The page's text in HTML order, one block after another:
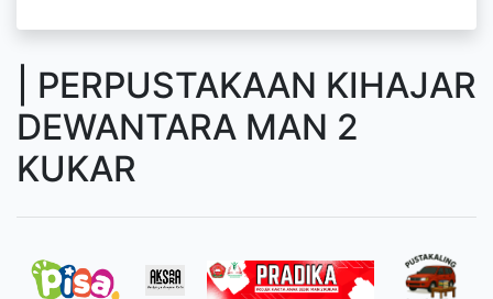
| PERPUSTAKAAN KIHAJAR
DEWANTARA MAN 2
KUKAR